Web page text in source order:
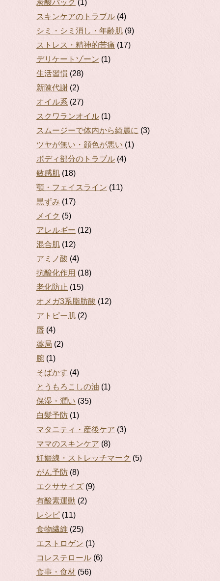
炭酸パック (1)
スキンケアのトラブル (4)
シミ・シミ消し・年齢肌 (9)
ストレス・精神的苦痛 (17)
デリケートゾーン (1)
生活習慣 (28)
新陳代謝 (2)
オイル系 (27)
スクワランオイル (1)
スムージーで体内から綺麗に (3)
ツヤが無い・顔色が悪い (1)
ボディ部分のトラブル (4)
敏感肌 (18)
顎・フェイスライン (11)
黒ずみ (17)
メイク (5)
アレルギー (12)
混合肌 (12)
アミノ酸 (4)
抗酸化作用 (18)
老化防止 (15)
オメガ3系脂肪酸 (12)
アトピー肌 (2)
唇 (4)
薬局 (2)
腕 (1)
そばかす (4)
とうもろこしの油 (1)
保湿・潤い (35)
白髪予防 (1)
マタニティ・産後ケア (3)
ママのスキンケア (8)
妊娠線・ストレッチマーク (5)
がん予防 (8)
エクササイズ (9)
有酸素運動 (2)
レシピ (11)
食物繊維 (25)
エストロゲン (1)
コレステロール (6)
食事・食材 (56)